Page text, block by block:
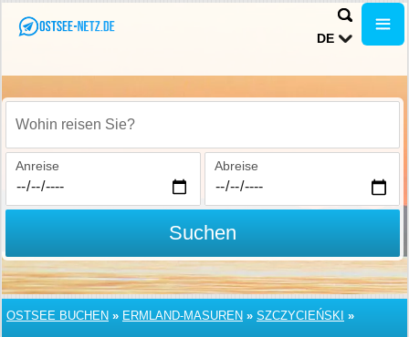
DE
Wohin reisen Sie?
Anreise Abreise
Suchen
OSTSEE BUCHEN » ERMLAND-MASUREN » SZCZYCIEŃSKI »